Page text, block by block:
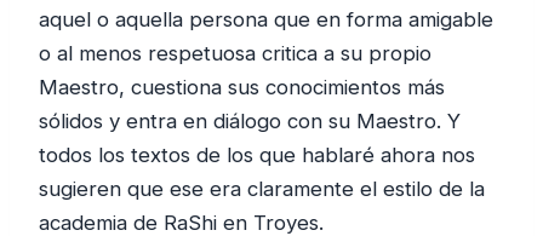
aquel o aquella persona que en forma amigable
o al menos respetuosa critica a su propio
Maestro, cuestiona sus conocimientos más
sólidos y entra en diálogo con su Maestro. Y
todos los textos de los que hablaré ahora nos
sugieren que ese era claramente el estilo de la
academia de RaShi en Troyes.